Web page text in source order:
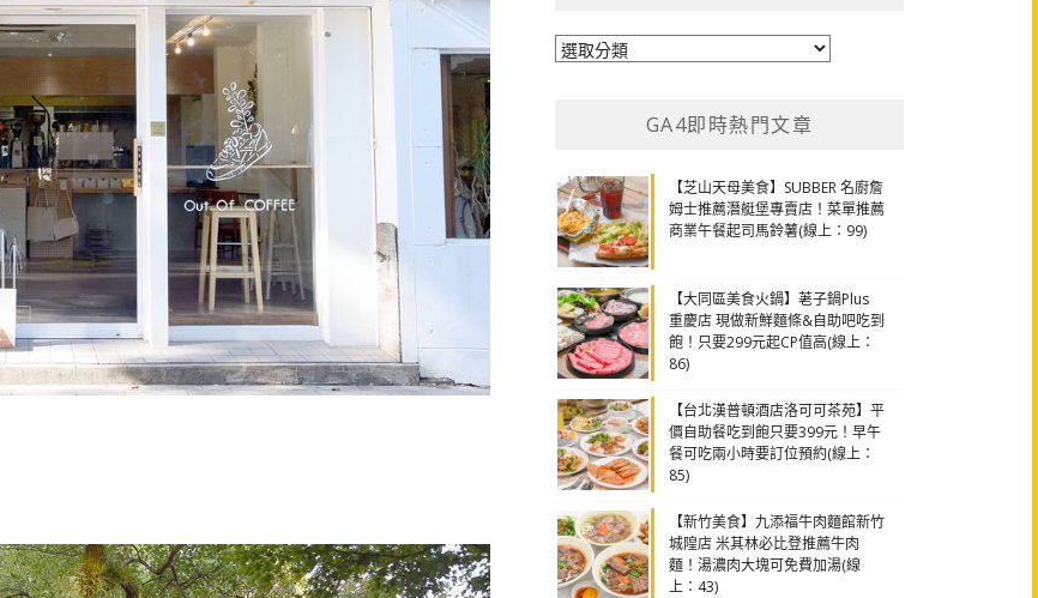
分
GA4即時熱門文章
【芝山天母美食】SUBBER 名廚詹
姆士推薦潛艇堡專賣店！菜單推薦
商業午餐起司馬鈴薯(線上：99)
【大同區美食火鍋】荖子鍋Plus
重慶店 現做新鮮麵條&自助吧吃到
飽！只要299元起CP值高(線上：
86)
【台北漢普頓酒店洛可可茶苑】平
價自助餐吃到飽只要399元！早午
餐可吃兩小時要訂位預約(線上：
85)
【新竹美食】九添福牛肉麵館新竹
城隍店 米其林必比登推薦牛肉
麵！湯濃肉大塊可免費加湯(線
上：43)